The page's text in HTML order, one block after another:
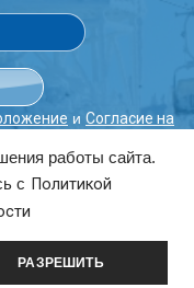
работы сайта.
с Политикой
РАЗРЕШИТЬ
и Согласие на
3630080@URAL.SKI